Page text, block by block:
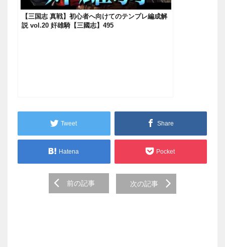
【三国志 真戦】初心者へ向けてのテンプレ編成解
説 vol.20 奸雄騎【三國志】495
Tweet Share
Hatena Pocket
navigation
前の記事 次の記事